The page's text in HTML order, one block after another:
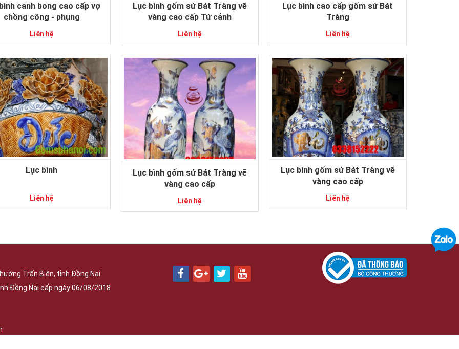
canh bong cao cấp vợ
chồng công - phụng
Liên hệ
Lục bình gốm sứ Bát Tràng vẽ
vàng cao cấp Tứ cảnh
Liên hệ
Lục bình cao cấp gốm sứ Bát
Tràng
Liên hệ
Lục bình
Liên hệ
Lục bình gốm sứ Bát Tràng vẽ
vàng cao cấp
Liên hệ
Lục bình gốm sứ Bát Tràng vẽ
vàng cao cấp
Liên hệ
Trấn Biên, tỉnh Đồng Nai
Đồng Nai cấp ngày 06/08/2018